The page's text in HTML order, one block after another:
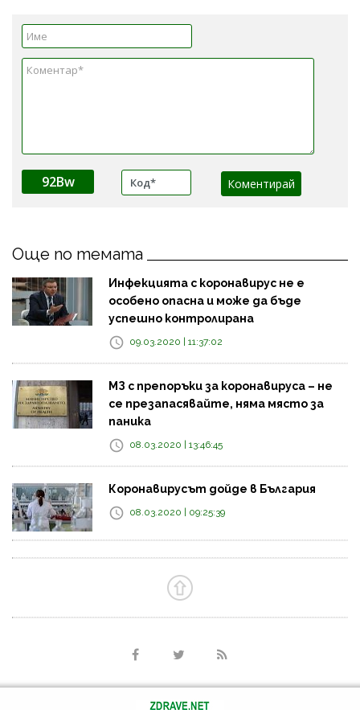
92Bw
Още по темата
Инфекцията с коронавирус не е
особено опасна и може да бъде
успешно контролирана
09.03.2020 | 11:37:02
МЗ с препоръки за коронавируса – не
се презапасявайте, няма място за
паника
08.03.2020 | 13:46:45
Коронавирусът дойде в България
08.03.2020 | 09:25:39